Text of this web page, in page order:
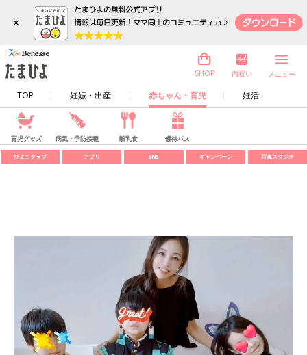
×
TOP 妊娠・出産 赤ちゃん・育児 妊活
SHOP 内祝い メニュー
育児グッズ 病気・予防接種 離乳食 優待パス
ひよこクラブ アプリ SNS キャンペーン 写真スタジオ